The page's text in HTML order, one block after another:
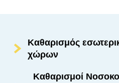
Καθαρισμός
χώρων
Καθαρισμοί